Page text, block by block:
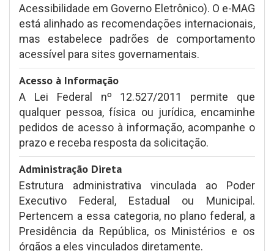
Acessibilidade em Governo Eletrônico). O e-MAG
está alinhado as recomendações internacionais,
mas estabelece padrões de comportamento
acessível para sites governamentais.
Acesso à Informação
A Lei Federal nº 12.527/2011 permite que
qualquer pessoa, física ou jurídica, encaminhe
pedidos de acesso à informação, acompanhe o
prazo e receba resposta da solicitação.
Administração Direta
Estrutura administrativa vinculada ao Poder
Executivo Federal, Estadual ou Municipal.
Pertencem a essa categoria, no plano federal, a
Presidência da República, os Ministérios e os
órgãos a eles vinculados diretamente.